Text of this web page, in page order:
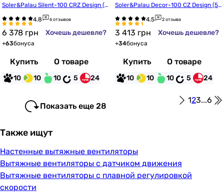
подшипниках
Soler&Palau Silent-100 CRZ Design (5
6 отзывов
6 378 грн Хочешь дешевле?
+63бонуса
Купить О товаре
10 10 10 5 24
подшипниках
Soler&Palau Decor-100 CZ Design (52
2 отзыва
3 413 грн Хочешь дешевле?
+34бонуса
Купить О товаре
10 10 10 5 24
Показать еще 28
123...6
Также ищут
Настенные вытяжные вентиляторы
Вытяжные вентиляторы с датчиком движения
Вытяжные вентиляторы с плавной регулировкой
скорости